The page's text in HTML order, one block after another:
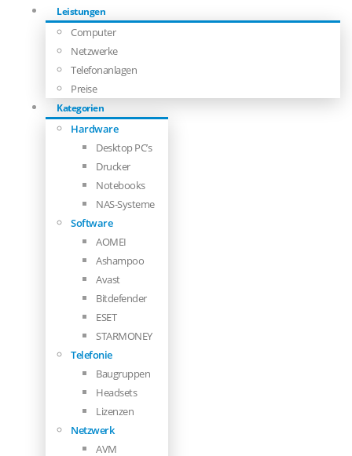
Leistungen
Computer
Netzwerke
Telefonanlagen
Preise
Kategorien
Hardware
Desktop PC’s
Drucker
Notebooks
NAS-Systeme
Software
AOMEI
Ashampoo
Avast
Bitdefender
ESET
STARMONEY
Telefonie
Baugruppen
Headsets
Lizenzen
Netzwerk
AVM